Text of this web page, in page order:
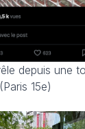
depuis une
15e)